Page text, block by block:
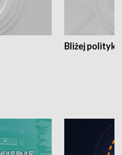
Bliżej polityki